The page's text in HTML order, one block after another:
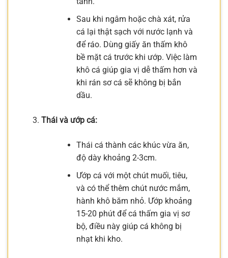
Sau khi ngâm hoặc chà xát, rửa
cá lại thật sạch với nước lạnh và
để ráo. Dùng giấy ăn thấm khô
bề mặt cá trước khi ướp. Việc làm
khô cá giúp gia vị dễ thấm hơn và
khi rán sơ cá sẽ không bị bắn
dầu.
Thái và ướp cá:
Thái cá thành các khúc vừa ăn,
độ dày khoảng 2-3cm.
Ướp cá với một chút muối, tiêu,
và có thể thêm chút nước mắm,
hành khô băm nhỏ. Ướp khoảng
15-20 phút để cá thấm gia vị sơ
bộ, điều này giúp cá không bị
nhạt khi kho.